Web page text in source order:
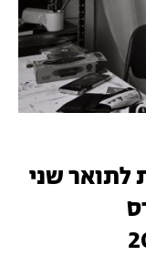
לתואר שני